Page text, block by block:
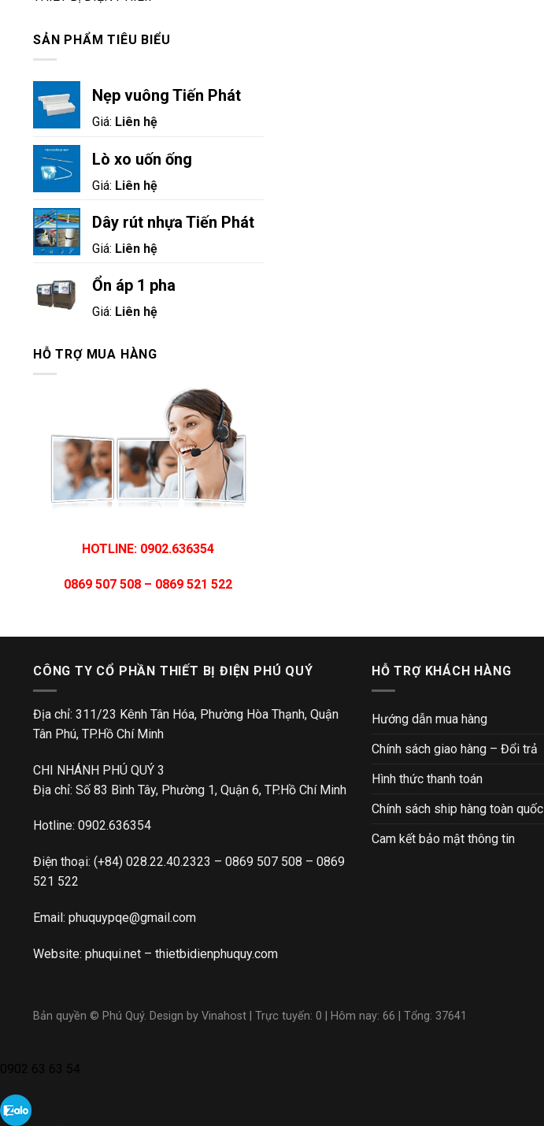
SẢN PHẨM TIÊU BIỂU
Nẹp vuông Tiến Phát
Giá: Liên hệ
Lò xo uốn ống
Giá: Liên hệ
Dây rút nhựa Tiến Phát
Giá: Liên hệ
Ổn áp 1 pha
Giá: Liên hệ
HỖ TRỢ MUA HÀNG
HOTLINE: 0902.636354
0869 507 508 – 0869 521 522
CÔNG TY CỔ PHẦN THIẾT BỊ ĐIỆN PHÚ QUÝ
Địa chỉ: 311/23 Kênh Tân Hóa, Phường Hòa Thạnh, Quận
Tân Phú, TP.Hồ Chí Minh
CHI NHÁNH PHÚ QUÝ 3
Địa chỉ: Số 83 Bình Tây, Phường 1, Quận 6, TP.Hồ Chí Minh
Hotline: 0902.636354
Điện thoại: (+84) 028.22.40.2323 – 0869 507 508 – 0869
521 522
Email: phuquypqe@gmail.com
Website: phuqui.net – thietbidienphuquy.com
HỖ TRỢ KHÁCH HÀNG
Hướng dẫn mua hàng
Chính sách giao hàng – Đổi trả
Hình thức thanh toán
Chính sách ship hàng toàn quốc
Cam kết bảo mật thông tin
Bản quyền © Phú Quý. Design by Vinahost | Trực tuyến: 0 | Hôm nay: 66 | Tổng: 37641